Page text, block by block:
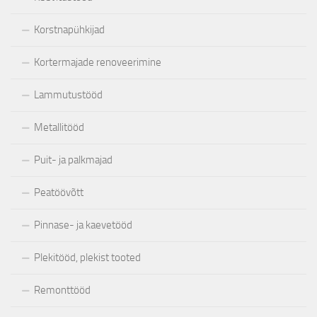
Korstnapühkijad
Kortermajade renoveerimine
Lammutustööd
Metallitööd
Puit- ja palkmajad
Peatöövõtt
Pinnase- ja kaevetööd
Plekitööd, plekist tooted
Remonttööd